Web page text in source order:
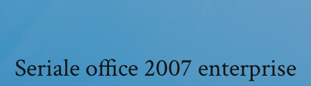
Seriale office 2007 enterprise